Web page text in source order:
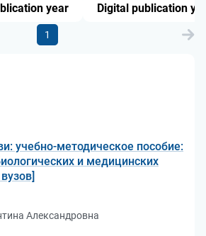
1
учебно-методическое пособие:
и медицинских
Александровна
year Digital publication